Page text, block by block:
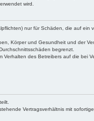
wird.
nur für Schäden, die auf ein
Körper und Gesundheit und der
begrenzt.
des Betreibers auf die bei
Vertragsverhältnis mit